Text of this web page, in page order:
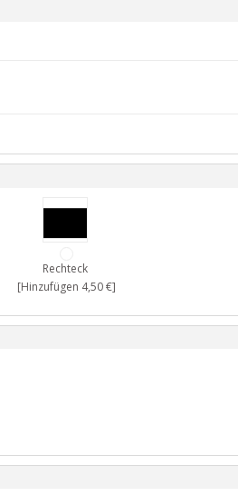
Rechteck
[Hinzufügen 4,50 €]